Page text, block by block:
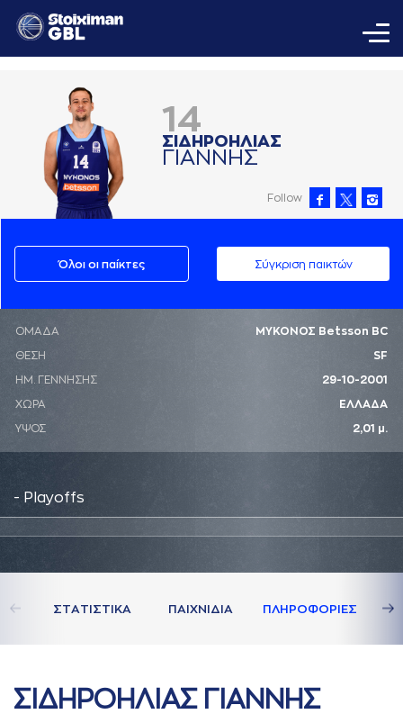
14
ΣΙΔΗΡΟΗΛΙAΣ
ΓΙAΝΝΗΣ
Follow
Όλοι οι παίκτες Σύγκριση παικτών
ΟΜΑΔΑ ΜΥΚΟΝΟΣ Betsson BC
ΘΕΣΗ SF
ΗΜ. ΓΕΝΝΗΣΗΣ 29-10-2001
ΧΩΡΑ ΕΛΛΑΔΑ
ΥΨΟΣ 2,01 μ.
- Playoffs
ΣΤAΤΙΣΤΙΚA ΠAΙΧΝΙΔΙA ΠΛΗΡΟΦΟΡΙΕΣ
ΣΙΔΗΡΟΗΛΙAΣ ΓΙAΝΝΗΣ